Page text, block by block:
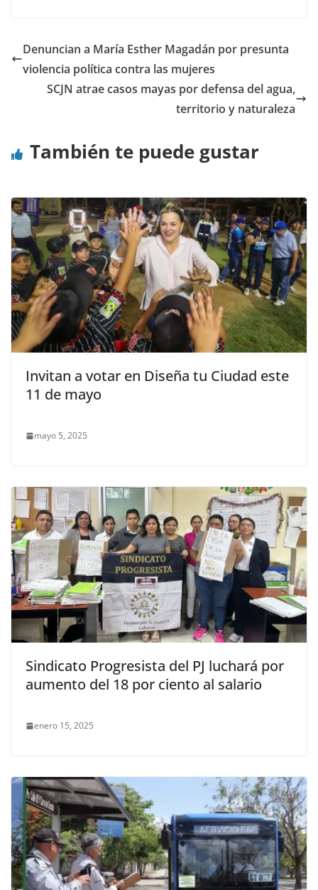
Denuncian a María Esther Magadán por presunta
violencia política contra las mujeres
SCJN atrae casos mayas por defensa del agua,
territorio y naturaleza
También te puede gustar
Invitan a votar en Diseña tu Ciudad este
11 de mayo
mayo 5, 2025
Sindicato Progresista del PJ luchará por
aumento del 18 por ciento al salario
enero 15, 2025